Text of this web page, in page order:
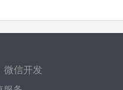
微信开发